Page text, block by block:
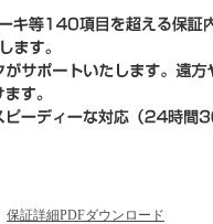
保証詳細PDFダウンロード